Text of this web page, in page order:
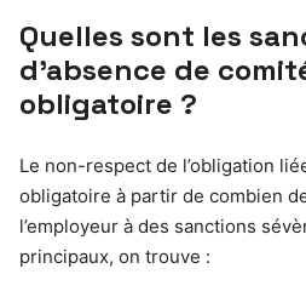
Quelles sont les
d’absence de
obligatoire ?
Le non-respect de l’obligation
obligatoire à partir de combien
l’employeur à des sanctions
principaux, on trouve :